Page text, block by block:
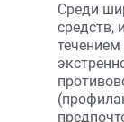
Среди
средств,